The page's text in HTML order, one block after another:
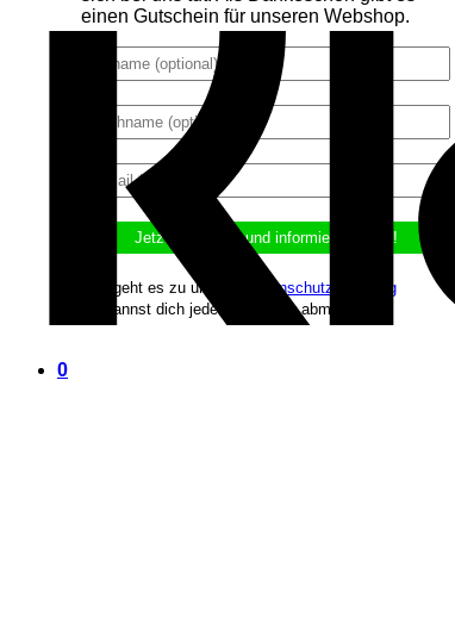
einen Gutschein für unseren Webshop.
Hier geht es zu unserer
Datenschutzerklärung
Du kannst dich jederzeit wieder abmelden.
0